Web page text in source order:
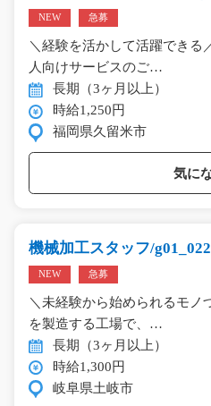
NEW 急募
＼経験を活かして活躍できる
人向けサービスのご…
長期（3ヶ月以上）
時給1,250円
福岡県久留米市
気に
機械加工スタッフ/
NEW 急募
＼未経験から始められるモノ
を製造する工場で、…
長期（3ヶ月以上）
時給1,300円
岐阜県土岐市